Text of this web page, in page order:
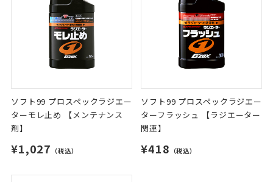
ソフト99 プロスペックラジエー
ターモレ止め 【メンテナンス
剤】
¥1,027 （税込）
ソフト99 プロスペックラジエー
ターフラッシュ 【ラジエーター
関連】
¥418 （税込）